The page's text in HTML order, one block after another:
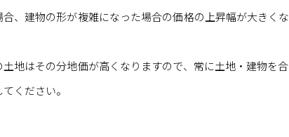
、建物の形が複雑になった場合の価格の上昇幅が大きくな
地はその分地価が高くなりますので、常に土地・建物を合
ください。